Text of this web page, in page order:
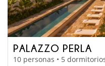
PALAZZO PERLA
10 personas • 5